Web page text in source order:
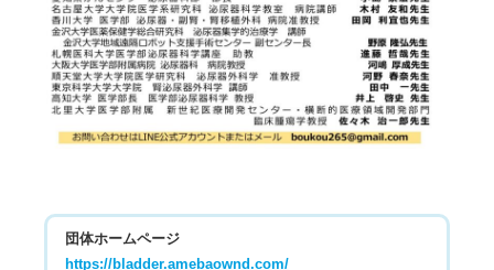
団体ホームページ
https://bladder.amebaownd.com/